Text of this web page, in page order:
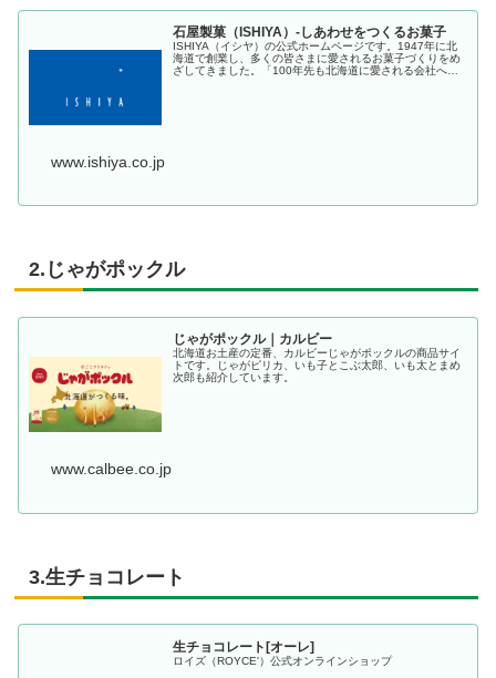
石屋製菓（ISHIYA）-しあわせをつくるお菓子
ISHIYA（イシヤ）の公式ホームページです。1947年に北
海道で創業し、多くの皆さまに愛されるお菓子づくりをめ
ざしてきました。「100年先も北海道に愛される会社へ」
www.ishiya.co.jp
2.じゃがポックル
じゃがポックル｜カルビー
北海道お土産の定番、カルビーじゃがポックルの商品サイ
トです。じゃがピリカ、いも子とこぶ太郎、いも太とまめ
次郎も紹介しています。
www.calbee.co.jp
3.生チョコレート
生チョコレート[オーレ]
ロイズ（ROYCE'）公式オンラインショップ